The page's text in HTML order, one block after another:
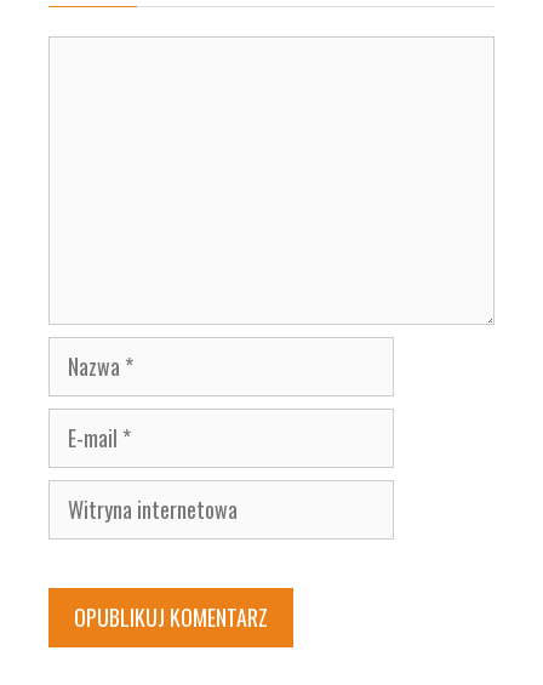
Nazwa
E-
mail
Witryna
internetowa